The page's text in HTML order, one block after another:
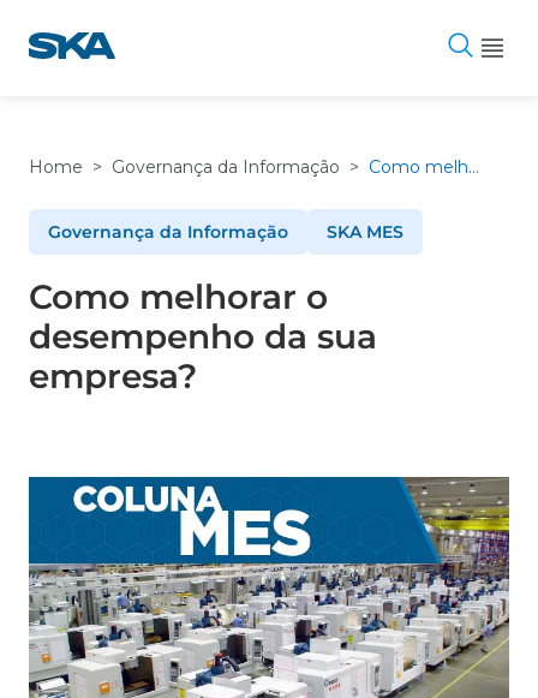
para
Home > Governança da Informação > Como melhorar o desempenho da sua empresa?
Governança da Informação SKA MES
Como melhorar o
desempenho da sua
empresa?